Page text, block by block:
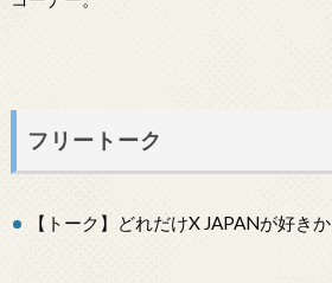
フリートーク
【トーク】どれだけX JAPANが好きか